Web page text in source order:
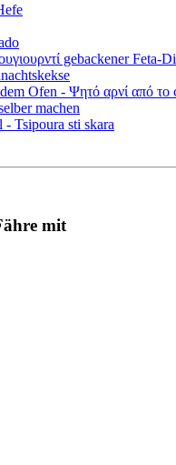
gebackener Feta-
Ofen - Ψητό αρνί από το
machen
Tsipoura sti skara
mit